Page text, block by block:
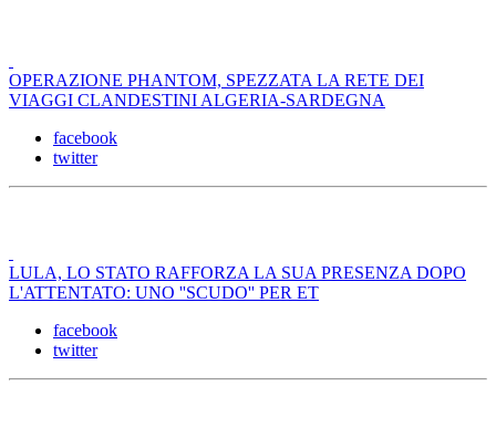
OPERAZIONE PHANTOM, SPEZZATA LA RETE DEI
VIAGGI CLANDESTINI ALGERIA-SARDEGNA
facebook
twitter
LULA, LO STATO RAFFORZA LA SUA PRESENZA DOPO
L'ATTENTATO: UNO ''SCUDO'' PER ET
facebook
twitter